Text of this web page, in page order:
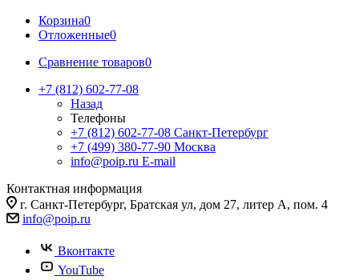
Корзина0
Отложенные0
Сравнение товаров0
+7 (812) 602-77-08
Назад
Телефоны
+7 (812) 602-77-08 Санкт-Петербург
+7 (499) 380-77-90 Москва
info@poip.ru E-mail
Контактная информация
г. Санкт-Петербург, Братская ул, дом 27, литер А, пом. 4
info@poip.ru
Вконтакте
YouTube